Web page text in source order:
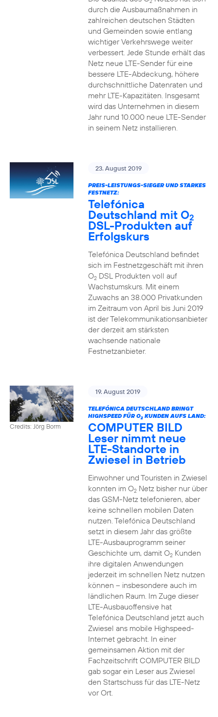
durch die Ausbaumaßnahmen in
zahlreichen deutschen Städten
und Gemeinden sowie entlang
wichtiger Verkehrswege weiter
verbessert. Jede Stunde erhält das
Netz neue LTE-Sender für eine
bessere LTE-Abdeckung, höhere
durchschnittliche Datenraten und
mehr LTE-Kapazitäten. Insgesamt
wird das Unternehmen in diesem
Jahr rund 10.000 neue LTE-Sender
in seinem Netz installieren.
23. August 2019
PREIS-LEISTUNGS-SIEGER UND STARKES
FESTNETZ:
Telefónica
Deutschland mit O2
DSL-Produkten auf
Erfolgskurs
Telefónica Deutschland befindet
sich im Festnetzgeschäft mit ihren
O2DSL Produkten voll auf
Wachstumskurs. Mit einem
Zuwachs an 38.000 Privatkunden
im Zeitraum von April bis Juni 2019
ist der Telekommunikationsanbieter
der derzeit am stärksten
wachsende nationale
Festnetzanbieter.
Credits: Jörg Borm
19. August 2019
TELEFÓNICA DEUTSCHLAND BRINGT
HIGHSPEED FÜR O2KUNDEN AUFS LAND:
COMPUTER BILD
Leser nimmt neue
LTE-Standorte in
Zwiesel in Betrieb
Einwohner und Touristen in Zwiesel
konnten im O2Netz bisher nur über
das GSM-Netz telefonieren, aber
keine schnellen mobilen Daten
nutzen. Telefónica Deutschland
setzt in diesem Jahr das größte
LTE-Ausbauprogramm seiner
Geschichte um, damit O2Kunden
ihre digitalen Anwendungen
jederzeit im schnellen Netz nutzen
können – insbesondere auch im
ländlichen Raum. Im Zuge dieser
LTE-Ausbauoffensive hat
Telefónica Deutschland jetzt auch
Zwiesel ans mobile Highspeed-
Internet gebracht. In einer
gemeinsamen Aktion mit der
Fachzeitschrift COMPUTER BILD
gab sogar ein Leser aus Zwiesel
den Startschuss für das LTE-Netz
vor Ort.